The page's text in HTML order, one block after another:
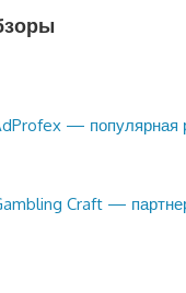
— популярная
Craft —